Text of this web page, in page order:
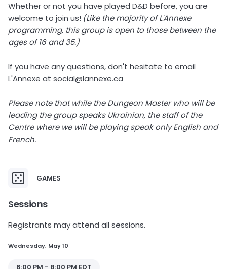
Whether or not you have played D&D before, you are
welcome to join us! (Like the majority of L'Annexe
programming, this group is open to those between the
ages of 16 and 35.)
If you have any questions, don't hesitate to email
L'Annexe at social@lannexe.ca
Please note that while the Dungeon Master who will be
leading the group speaks Ukrainian, the staff of the
Centre where we will be playing speak only English and
French.
GAMES
Sessions
Registrants may attend all sessions.
Wednesday, May 10